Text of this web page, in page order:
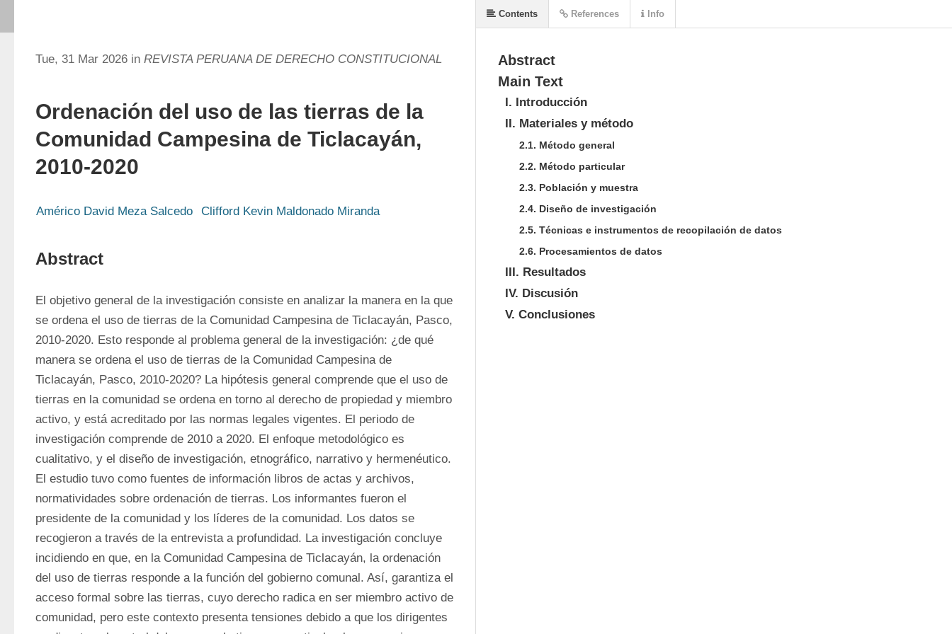
Tue, 31 Mar 2026 in REVISTA PERUANA DE DERECHO CONSTITUCIONAL
Ordenación del uso de las tierras de la
Comunidad Campesina de Ticlacayán,
2010-2020
Américo David Meza Salcedo Clifford Kevin Maldonado Miranda
Abstract
El objetivo general de la investigación consiste en analizar la manera en la que
se ordena el uso de tierras de la Comunidad Campesina de Ticlacayán, Pasco,
2010-2020. Esto responde al problema general de la investigación: ¿de qué
manera se ordena el uso de tierras de la Comunidad Campesina de
Ticlacayán, Pasco, 2010-2020? La hipótesis general comprende que el uso de
tierras en la comunidad se ordena en torno al derecho de propiedad y miembro
activo, y está acreditado por las normas legales vigentes. El periodo de
investigación comprende de 2010 a 2020. El enfoque metodológico es
cualitativo, y el diseño de investigación, etnográfico, narrativo y hermenéutico.
El estudio tuvo como fuentes de información libros de actas y archivos,
normatividades sobre ordenación de tierras. Los informantes fueron el
presidente de la comunidad y los líderes de la comunidad. Los datos se
recogieron a través de la entrevista a profundidad. La investigación concluye
incidiendo en que, en la Comunidad Campesina de Ticlacayán, la ordenación
del uso de tierras responde a la función del gobierno comunal. Así, garantiza el
acceso formal sobre las tierras, cuyo derecho radica en ser miembro activo de
comunidad, pero este contexto presenta tensiones debido a que los dirigentes
Abstract
Main Text
I. Introducción
II. Materiales y método
2.1. Método general
2.2. Método particular
2.3. Población y muestra
2.4. Diseño de investigación
2.5. Técnicas e instrumentos de recopilación de datos
2.6. Procesamientos de datos
III. Resultados
IV. Discusión
V. Conclusiones
Contents References Info